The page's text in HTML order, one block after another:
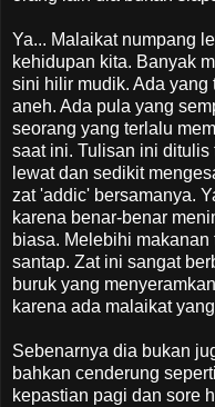
Ya... Malaikat numpang
kehidupan kita. Banyak
sini hilir mudik. Ada yang
aneh. Ada pula yang
seorang yang terlalu
saat ini. Tulisan ini
lewat dan sedikit
zat 'addic' bersamanya.
karena benar-benar
biasa. Melebihi
santap. Zat ini sangat
buruk yang
karena ada malaikat
Sebenarnya dia bukan
bahkan cenderung
kepastian pagi dan sore